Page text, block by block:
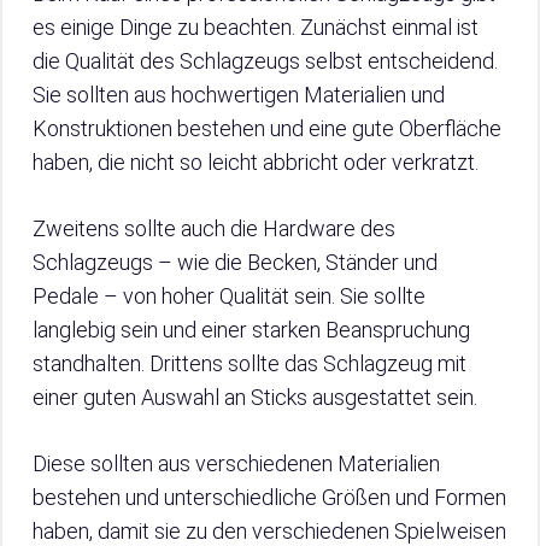
es einige Dinge zu beachten. Zunächst einmal ist
die Qualität des Schlagzeugs selbst entscheidend.
Sie sollten aus hochwertigen Materialien und
Konstruktionen bestehen und eine gute Oberfläche
haben, die nicht so leicht abbricht oder verkratzt.
Zweitens sollte auch die Hardware des
Schlagzeugs – wie die Becken, Ständer und
Pedale – von hoher Qualität sein. Sie sollte
langlebig sein und einer starken Beanspruchung
standhalten. Drittens sollte das Schlagzeug mit
einer guten Auswahl an Sticks ausgestattet sein.
Diese sollten aus verschiedenen Materialien
bestehen und unterschiedliche Größen und Formen
haben, damit sie zu den verschiedenen Spielweisen